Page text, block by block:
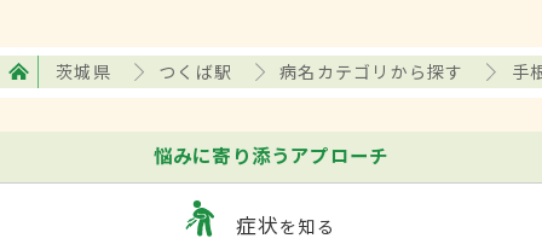
茨城県 つくば駅 病名カテゴリから探す 手
悩みに寄り添うアプローチ
症状を知る